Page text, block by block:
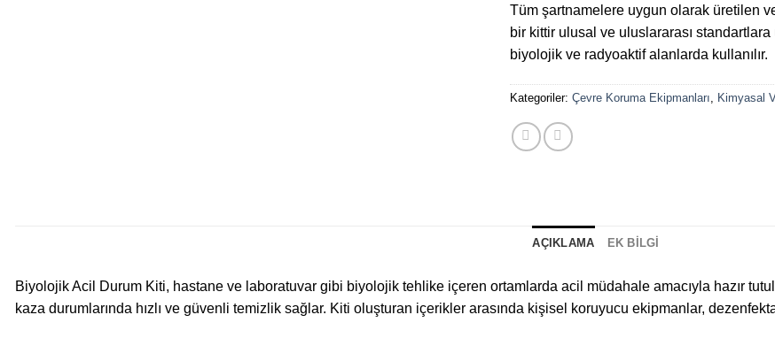
Tüm şartnamelere uygun olarak üretilen
bir kittir ulusal ve uluslararası
biyolojik ve radyoaktif alanlarda kullanılır.
Kategoriler:Çevre Koruma Ekipmanları Kimyasal
AÇIKLAMA EK BILGI
Biyolojik Acil Durum Kiti, hastane ve laboratuvar gibi biyolojik tehlike içeren ortamlarda acil müdahale amacıyla hazır
kaza durumlarında hızlı ve güvenli temizlik sağlar. Kiti oluşturan içerikler arasında kişisel koruyucu ekipmanlar,